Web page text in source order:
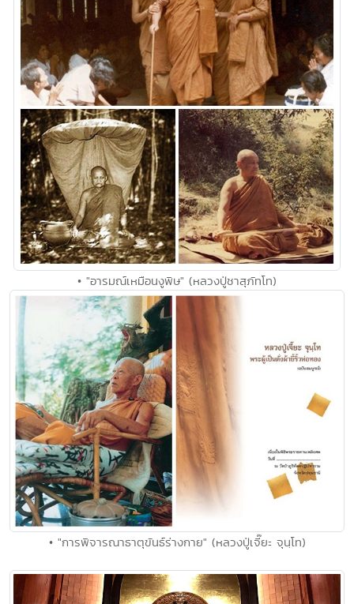
• "อารมณ์เหมือนงูพิษ" (หลวงปู่ชาสุภัทโท)
• "การพิจารณาธาตุขันธ์ร่างกาย" (หลวงปู่เจี๊ยะ จุนฺโท)